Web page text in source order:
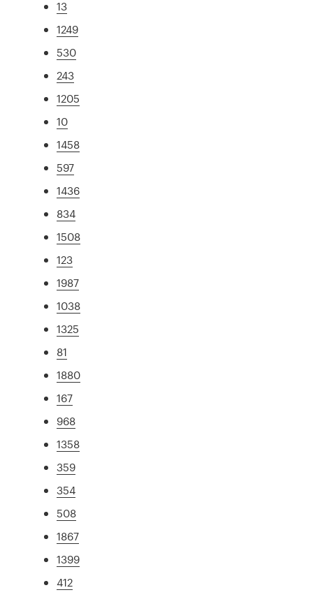
13
1249
530
243
1205
10
1458
597
1436
834
1508
123
1987
1038
1325
81
1880
167
968
1358
359
354
508
1867
1399
412